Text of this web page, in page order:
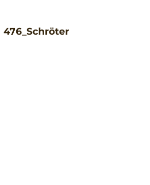
476_Schröter